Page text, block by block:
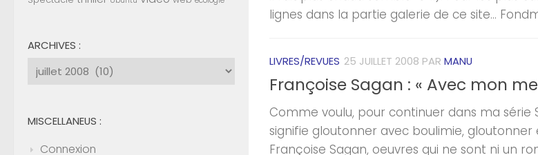
lignes dans la partie galerie de ce site…
LIVRES/REVUES 25 JUILLET 2008 PAR MANU
Françoise Sagan : « Avec mon
Comme voulu, pour continuer dans ma
signifie gloutonner avec boulimie,
Françoise Sagan, oeuvres qui ne sont ni un
ARCHIVES :
Archives
MISCELLANEUS :
Connexion